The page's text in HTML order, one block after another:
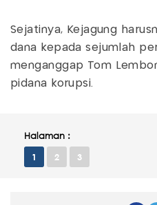
Sejatinya, Kejagung
dana kepada sejumlah
menganggap Tom
pidana korupsi.
Halaman :
1 2 3